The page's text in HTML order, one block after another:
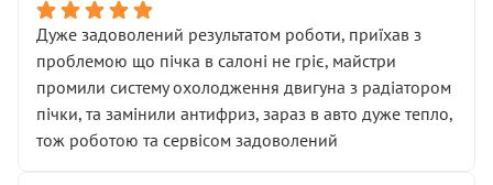
Дуже задоволений результатом роботи, приїхав з
проблемою що пічка в салоні не гріє, майстри
промили систему охолодження двигуна з радіатором
пічки, та замінили антифриз, зараз в авто дуже тепло,
тож роботою та сервісом задоволений